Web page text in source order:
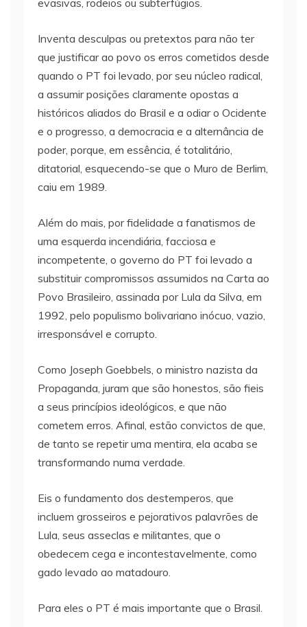
evasivas, rodeios ou subterfúgios.
Inventa desculpas ou pretextos para não ter
que justificar ao povo os erros cometidos desde
quando o PT foi levado, por seu núcleo radical,
a assumir posições claramente opostas a
históricos aliados do Brasil e a odiar o Ocidente
e o progresso, a democracia e a alternância de
poder, porque, em essência, é totalitário,
ditatorial, esquecendo-se que o Muro de Berlim,
caiu em 1989.
Além do mais, por fidelidade a fanatismos de
uma esquerda incendiária, facciosa e
incompetente, o governo do PT foi levado a
substituir compromissos assumidos na Carta ao
Povo Brasileiro, assinada por Lula da Silva, em
1992, pelo populismo bolivariano inócuo, vazio,
irresponsável e corrupto.
Como Joseph Goebbels, o ministro nazista da
Propaganda, juram que são honestos, são fieis
a seus princípios ideológicos, e que não
cometem erros. Afinal, estão convictos de que,
de tanto se repetir uma mentira, ela acaba se
transformando numa verdade.
Eis o fundamento dos destemperos, que
incluem grosseiros e pejorativos palavrões de
Lula, seus asseclas e militantes, que o
obedecem cega e incontestavelmente, como
gado levado ao matadouro.
Para eles o PT é mais importante que o Brasil.